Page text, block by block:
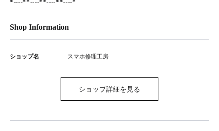
*----**----**----**----*
Shop Information
ショップ名 スマホ修理工房
ショップ詳細を見る